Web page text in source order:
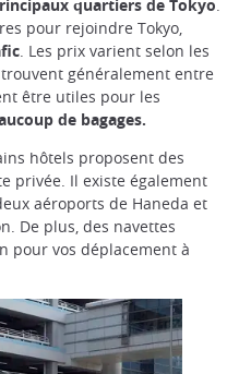
quartiers de Tokyo.
pour rejoindre Tokyo,
. Les prix varient selon les
généralement entre
être utiles pour les
de bagages.
hôtels proposent des
privée. Il existe également
aéroports de Haneda et
De plus, des navettes
pour vos déplacement à